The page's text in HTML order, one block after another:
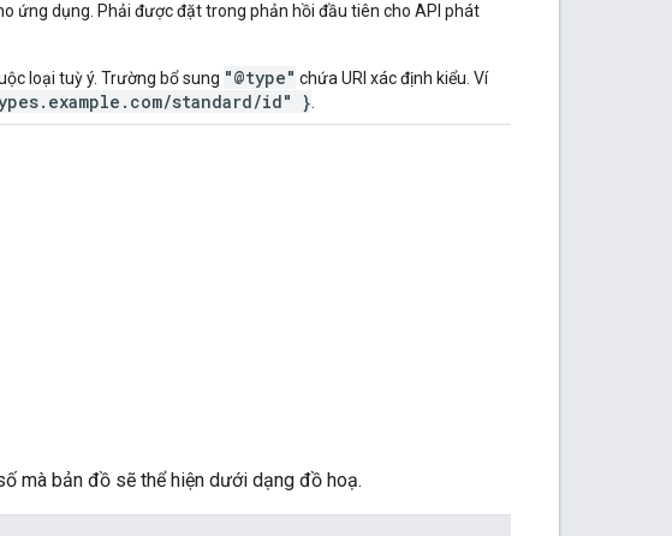
ứng dụng. Phải được đặt trong phản hồi đầu tiên cho API phát
loại tuỳ ý. Trường bổ sung "@type" chứa URI xác định kiểu. Ví
standard/id" }
mà bản đồ sẽ thể hiện dưới dạng đồ hoạ.